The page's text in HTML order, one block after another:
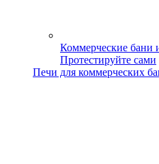
Коммерческие бани
Протестируйте сами
Печи для коммерческих